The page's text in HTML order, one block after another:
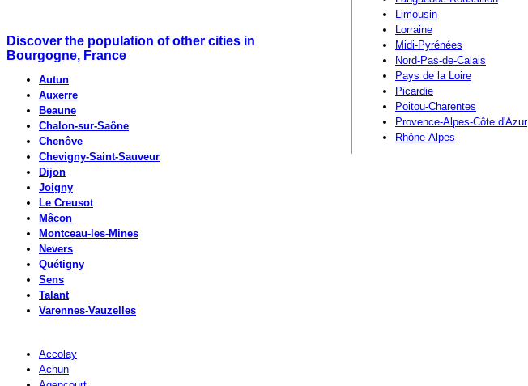
Discover the population of other cities in
Bourgogne, France
Autun
Auxerre
Beaune
Chalon-sur-Saône
Chenôve
Chevigny-Saint-Sauveur
Dijon
Joigny
Le Creusot
Mâcon
Montceau-les-Mines
Nevers
Quétigny
Sens
Talant
Varennes-Vauzelles
Accolay
Achun
Limousin
Lorraine
Midi-Pyrénées
Nord-Pas-de-Calais
Pays de la Loire
Picardie
Poitou-Charentes
Provence-Alpes-Côte d'Azur
Rhône-Alpes